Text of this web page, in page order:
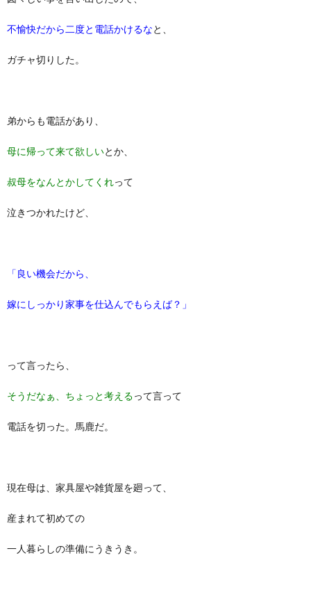
不愉快だから二度と電話かけるなと、
ガチャ切りした。
弟からも電話があり、
母に帰って来て欲しいとか、
叔母をなんとかしてくれって
泣きつかれたけど、
「良い機会だから、
嫁にしっかり家事を仕込んでもらえば？」
って言ったら、
そうだなぁ、ちょっと考えるって言って
電話を切った。馬鹿だ。
現在母は、家具屋や雑貨屋を廻って、
産まれて初めての
一人暮らしの準備にうきうき。